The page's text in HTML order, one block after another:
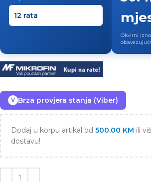
Okvirni
V Brza provjera stanja (Viber)
Dodaj u korpu artikal od 500.00 KM ili
dostavu!